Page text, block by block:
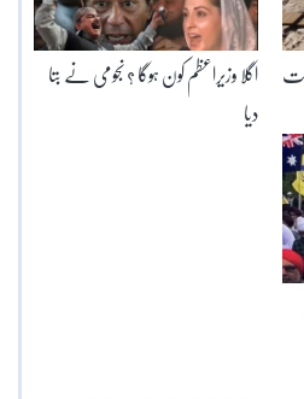
اگلا وزیراعظم کون ہوگا ؟ نجومی نے بتا
دیا